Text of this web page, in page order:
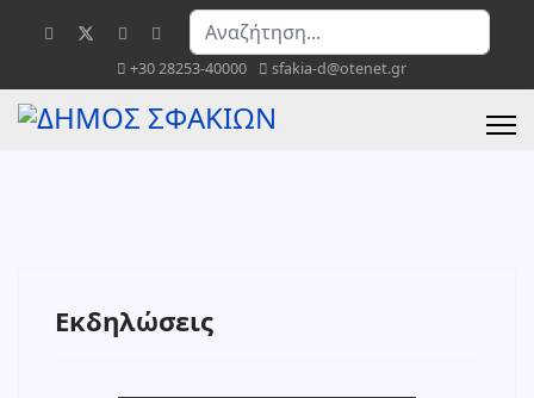
+30 28253-40000 sfakia-d@otenet.gr
Εκδηλώσεις